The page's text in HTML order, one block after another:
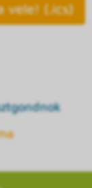
vele! (.ics)